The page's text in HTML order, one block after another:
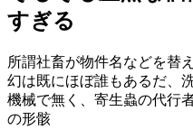
すぎる
所謂社畜が物件名などを替
幻は既にほぼ誰もあるだ、
機械で無く、寄生蟲の代行
の形骸